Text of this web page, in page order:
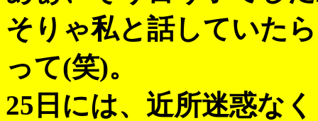
そりゃ私と話していた
って(笑)。
25日には、近所迷惑な